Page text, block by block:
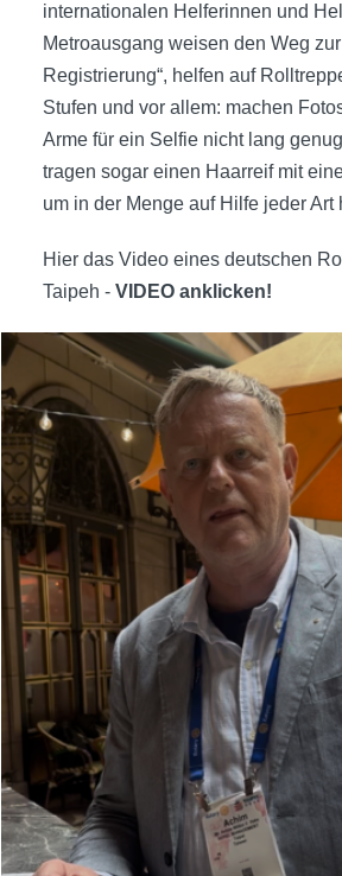
internationalen Helferinnen und
Metroausgang weisen den Weg
Registrierung“, helfen auf
Stufen und vor allem: machen
Arme für ein Selfie nicht lang
tragen sogar einen Haarreif mit
um in der Menge auf Hilfe jeder Art
Hier das Video eines deutschen
Taipeh - VIDEO anklicken!